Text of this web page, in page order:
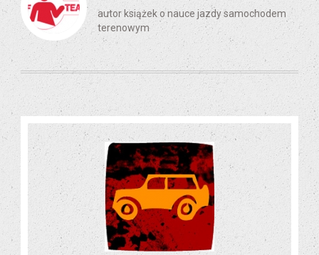
autor książek o nauce jazdy samochodem
terenowym